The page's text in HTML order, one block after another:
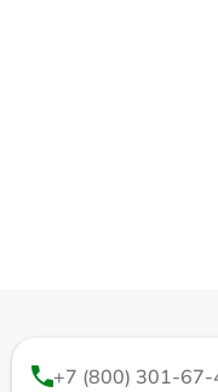
+7 (800) 301-67-